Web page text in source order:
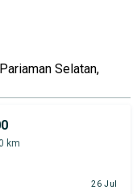
Selatan,
km
26 Jul